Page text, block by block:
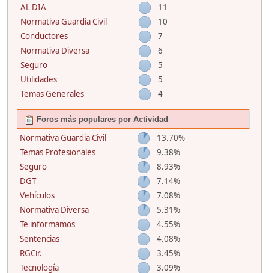
AL DIA
11
Normativa Guardia Civil
10
Conductores
7
Normativa Diversa
6
Seguro
5
Utilidades
5
Temas Generales
4
Foros más populares por Actividad
Normativa Guardia Civil
13.70%
Temas Profesionales
9.38%
Seguro
8.93%
DGT
7.14%
Vehículos
7.08%
Normativa Diversa
5.31%
Te informamos
4.55%
Sentencias
4.08%
RGCir.
3.45%
Tecnología
3.09%